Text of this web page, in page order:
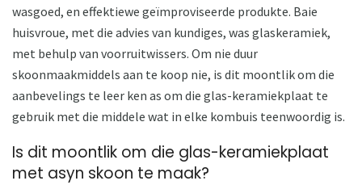
wasgoed, en effektiewe geïmproviseerde produkte. Baie
huisvroue, met die advies van kundiges, was glaskeramiek,
met behulp van voorruitwissers. Om nie duur
skoonmaakmiddels aan te koop nie, is dit moontlik om die
aanbevelings te leer ken as om die glas-keramiekplaat te
gebruik met die middele wat in elke kombuis teenwoordig is.
Is dit moontlik om die glas-keramiekplaat
met asyn skoon te maak?